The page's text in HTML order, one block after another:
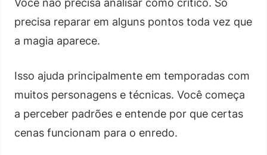
Você não precisa analisar como crítico. Só
precisa reparar em alguns pontos toda vez que
a magia aparece.
Isso ajuda principalmente em temporadas com
muitos personagens e técnicas. Você começa
a perceber padrões e entende por que certas
cenas funcionam para o enredo.